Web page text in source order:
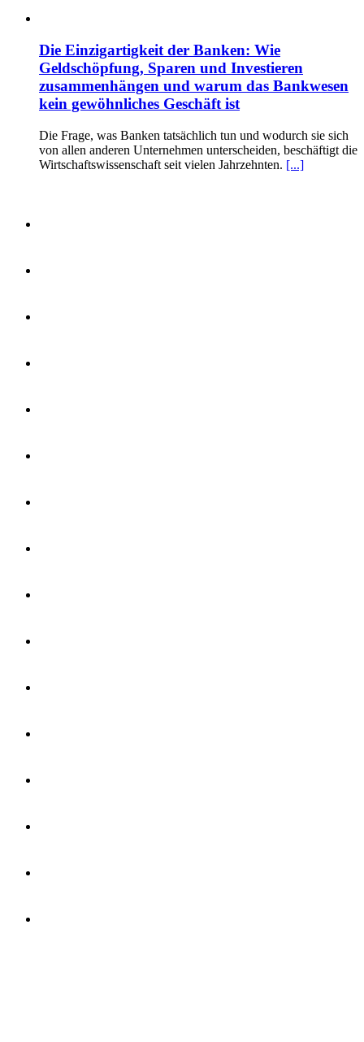
Die Einzigartigkeit der Banken: Wie
Geldschöpfung, Sparen und Investieren
zusammenhängen und warum das Bankwesen
kein gewöhnliches Geschäft ist
Die Frage, was Banken tatsächlich tun und wodurch sie sich
von allen anderen Unternehmen unterscheiden, beschäftigt die
Wirtschaftswissenschaft seit vielen Jahrzehnten. [...]